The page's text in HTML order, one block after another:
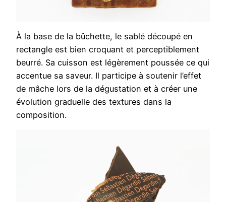
À la base de la bûchette, le sablé découpé en
rectangle est bien croquant et perceptiblement
beurré. Sa cuisson est légèrement poussée ce qui
accentue sa saveur. Il participe à soutenir l’effet
de mâche lors de la dégustation et à créer une
évolution graduelle des textures dans la
composition.